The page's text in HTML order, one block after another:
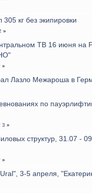
кг без экипировки
»
ТВ 16 июня
»
Лазло Межароша в
по
3 »
структур, 31.07 -
»
3-5 апреля,